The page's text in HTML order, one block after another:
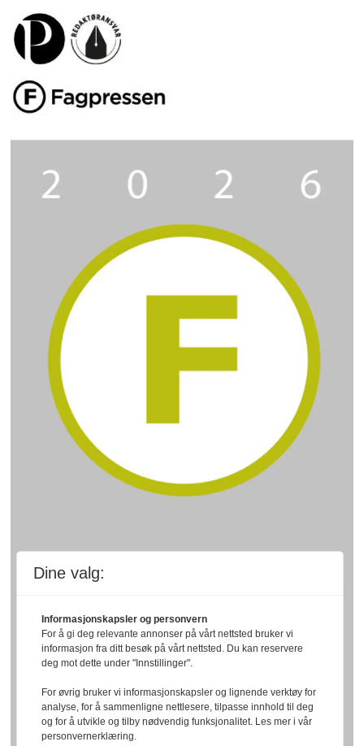
Dine valg:
Informasjonskapsler og personvern
For å gi deg relevante annonser på vårt nettsted bruker vi
informasjon fra ditt besøk på vårt nettsted. Du kan reservere
deg mot dette under "Innstillinger".
For øvrig bruker vi informasjonskapsler og lignende verktøy for
analyse, for å sammenligne nettlesere, tilpasse innhold til deg
og for å utvikle og tilby nødvendig funksjonalitet. Les mer i vår
personvernerklæring.